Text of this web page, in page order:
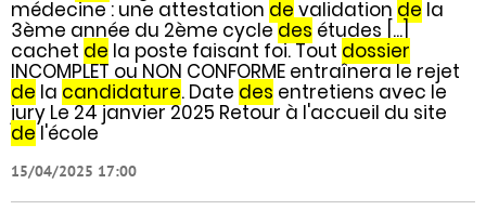
médecine : une attestation de validation de la
3ème année du 2ème cycledes études [...]
cachet de la poste faisant foi. Tout dossier
INCOMPLET ou NON CONFORME entraînera le rejet
de la candidature. Date des entretiens avec le
jury Le 24 janvier 2025 Retour à l'accueil du site
del'école
15/04/2025 17:00